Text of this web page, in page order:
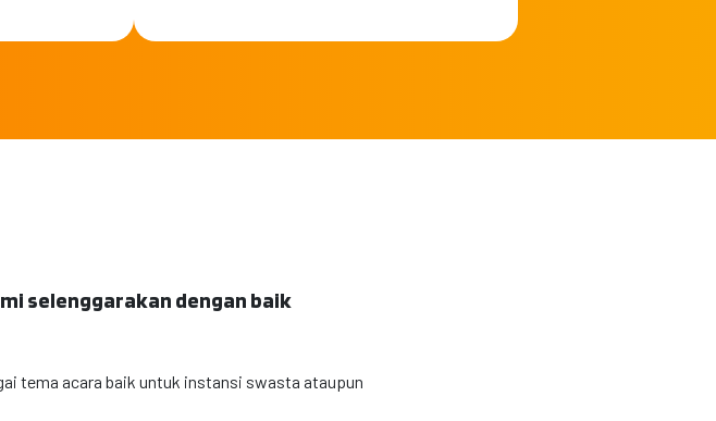
selenggarakan dengan baik
tema acara baik untuk instansi swasta ataupun